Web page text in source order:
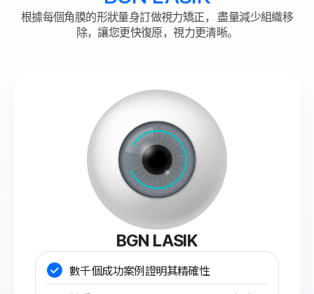
根據每個角膜的形狀量身訂做視力矯正，
盡量減少組織移
除，讓您更快復原，視力更清晰。
BGN LASIK
數千個成功案例證明其精確性